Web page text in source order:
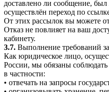
доставлено ли сообщение,
осуществлён переход по
От этих рассылок вы можете
Отказ не повлияет на ваш
кабинету.
3.7. Выполнение требований
Как юридическое лицо,
России, мы обязаны соблюдать
в частности:
• отвечать на запросы